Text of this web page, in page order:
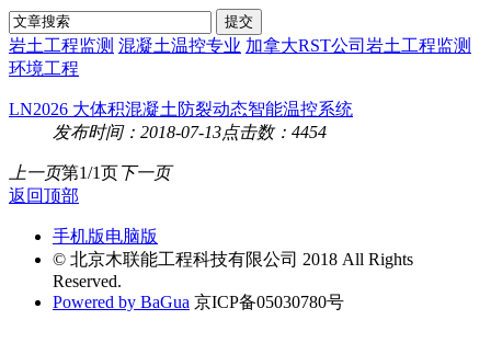
岩土工程监测 混凝土温控专业 加拿大RST公司岩土工程监测
环境工程
LN2026 大体积混凝土防裂动态智能温控系统
发布时间：2018-07-13点击数：4454
上一页第1/1页下一页
返回顶部
手机版电脑版
© 北京木联能工程科技有限公司 2018 All Rights
Reserved.
Powered by BaGua 京ICP备05030780号